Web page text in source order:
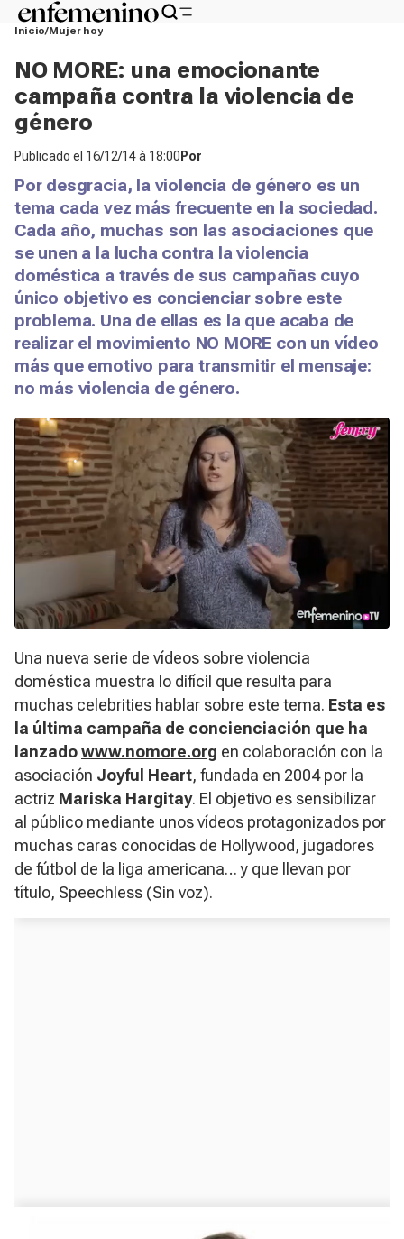
Inicio Mujer hoy
NO MORE: una emocionante
campaña contra la violencia de
género
Publicado el 16/12/14 à 18:00 Por
Por desgracia, la violencia de género es un
tema cada vez más frecuente en la sociedad.
Cada año, muchas son las asociaciones que
se unen a la lucha contra la violencia
doméstica a través de sus campañas cuyo
único objetivo es concienciar sobre este
problema. Una de ellas es la que acaba de
realizar el movimiento NO MORE con un vídeo
más que emotivo para transmitir el mensaje:
no más violencia de género.
Una nueva serie de vídeos sobre violencia
doméstica muestra lo difícil que resulta para
muchas celebrities hablar sobre este tema. Esta es
la última campaña de concienciación que ha
lanzadowww.nomore.org en colaboración con la
asociación Joyful Heart, fundada en 2004 por la
actriz Mariska Hargitay. El objetivo es sensibilizar
al público mediante unos vídeos protagonizados por
muchas caras conocidas de Hollywood, jugadores
de fútbol de la liga americana… y que llevan por
título, Speechless (Sin voz).